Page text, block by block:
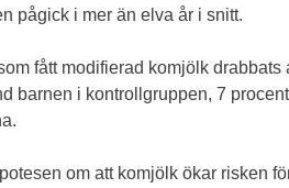
pågick i mer än elva år i snitt.
fått modifierad komjölk drabbats
barnen i kontrollgruppen, 7
om att komjölk ökar risken